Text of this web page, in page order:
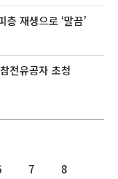
재생으로 ‘말끔’
전유공자 초청
7
8